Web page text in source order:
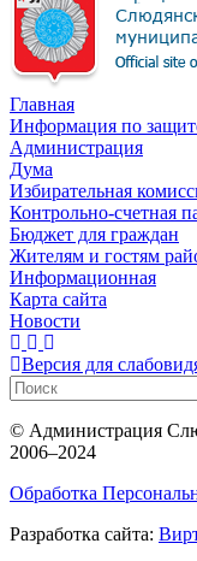
Главная
Информация по
Администрация
Дума
Избирательная
Контрольно-счетная
Бюджет для граждан
Жителям и гостям
Информационная
Карта сайта
Новости
Версия для
© Администрация
2006–2024
Обработка
Разработка сайта: